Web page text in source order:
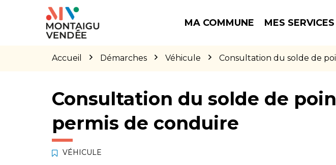
MA COMMUNE MES
Accueil Démarches Véhicule Consultation du solde de
Consultation du solde de
permis de conduire
VÉHICULE